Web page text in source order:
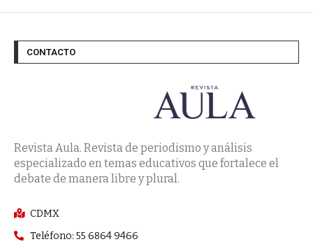
CONTACTO
Revista Aula. Revista de periodismo y análisis
especializado en temas educativos que fortalece el
debate de manera libre y plural.
CDMX
Teléfono: 55 6864 9466